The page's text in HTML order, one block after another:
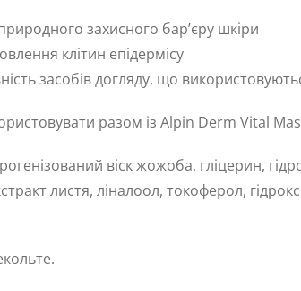
захисного бар’єру шкіри
клітин епідермісу
засобів догляду, що
разом із Alpin Derm Vital
віск жожоба, гліцерин,
листя, ліналоол, токоферол,